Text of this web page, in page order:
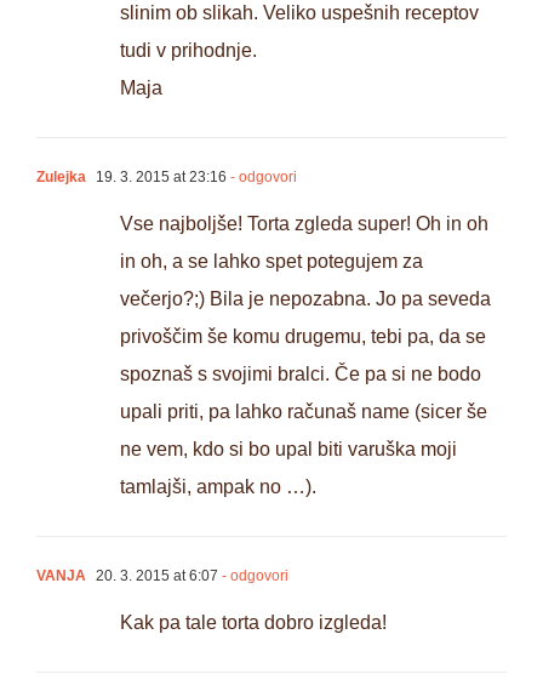
slinim ob slikah. Veliko uspešnih receptov
tudi v prihodnje.
Maja
Zulejka 19. 3. 2015 at 23:16 - odgovori
Vse najboljše! Torta zgleda super! Oh in oh
in oh, a se lahko spet potegujem za
večerjo?;) Bila je nepozabna. Jo pa seveda
privoščim še komu drugemu, tebi pa, da se
spoznaš s svojimi bralci. Če pa si ne bodo
upali priti, pa lahko računaš name (sicer še
ne vem, kdo si bo upal biti varuška moji
tamlajši, ampak no …).
VANJA 20. 3. 2015 at 6:07 - odgovori
Kak pa tale torta dobro izgleda!